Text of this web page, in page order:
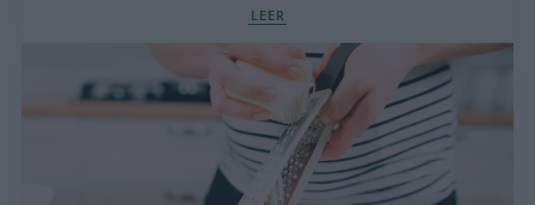
LEER